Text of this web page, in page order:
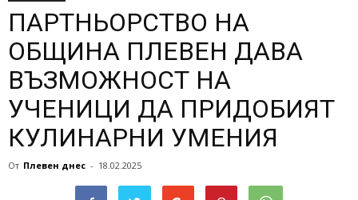
ПАРТНЬОРСТВО НА
ОБЩИНА ПЛЕВЕН ДАВА
ВЪЗМОЖНОСТ НА
УЧЕНИЦИ ДА ПРИДОБИЯТ
КУЛИНАРНИ УМЕНИЯ
От Плевен днес - 18.02.2025